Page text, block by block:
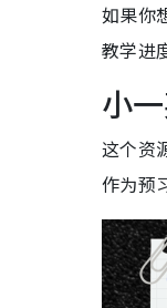
如果你
教学进
小
这个资
作为预